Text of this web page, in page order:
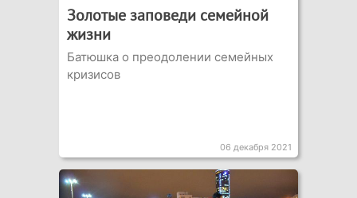
Золотые заповеди семейной
жизни
Батюшка о преодолении семейных
кризисов
06 декабря 2021